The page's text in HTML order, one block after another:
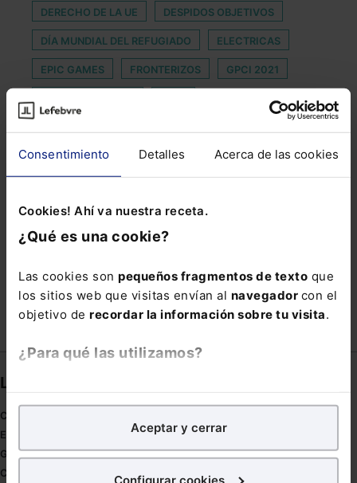
Consentimiento Detalles Acerca de las cookies
Cookies! Ahí va nuestra receta.
¿Qué es una cookie?
Las cookies son pequeños fragmentos de texto que
los sitios web que visitas envían al navegador con el
objetivo de recordar la información sobre tu visita.
¿Para qué las utilizamos?
analíticospara tratar demejorar tu experienciaen
nuestra página web. También con fines publicitarios,
para poder mostrarte publicidad y contenidos de tu
Aceptar y cerrar
Configurar cookies
DERECHO DE LA UE DESPIDOS OBJETIVOS
DÍA MUNDIAL DEL REFUGIADO ELECTRICAS
EPIC GAMES FRONTERIZOS GPCI 2021
MARÍA LOZA MODELO PROPIO OPONIBILIDAD
PROTECCIÓN DERECHOS DE AUTOR
RESPALDA SANCIÓN DISCIPLINARIA
THINK MADRID VEJATORIOS
Links directos
Coronavirus
Estudio de salud abogacía
Gestión de despachos
Compliance